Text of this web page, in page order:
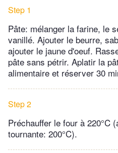
Step 1
Pâte: mélanger la farine, le
vanillé. Ajouter le beurre,
ajouter le jaune d'oeuf.
pâte sans pétrir. Aplatir la
alimentaire et réserver 30
Step 2
Préchauffer le four à 220°C
tournante: 200°C).